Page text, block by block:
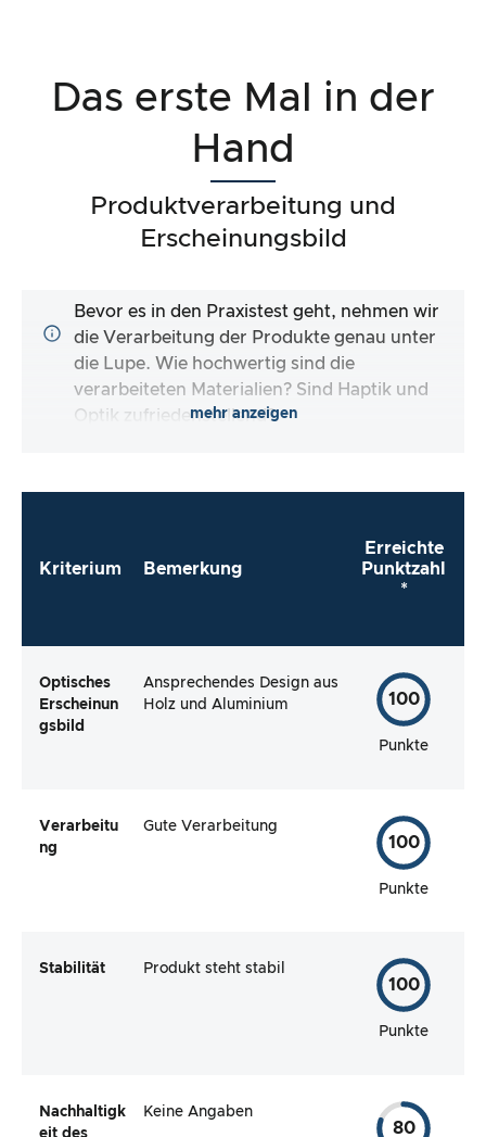
Das erste Mal in der
Hand
Produktverarbeitung und
Erscheinungsbild
Bevor es in den Praxistest geht, nehmen wir
die Verarbeitung der Produkte genau unter
die Lupe. Wie hochwertig sind die
verarbeiteten Materialien? Sind Haptik und
Optik zufriedenstellend?
mehr anzeigen
Kriterium Bemerkung
Erreichte
Punktzahl
*
Optisches
Erscheinun
gsbild
Ansprechendes Design aus
Holz und Aluminium
100
Punkte
Verarbeitu
ng
Gute Verarbeitung
100
Punkte
Stabilität Produkt steht stabil
100
Punkte
Nachhaltigk
eit des
Keine Angaben
80